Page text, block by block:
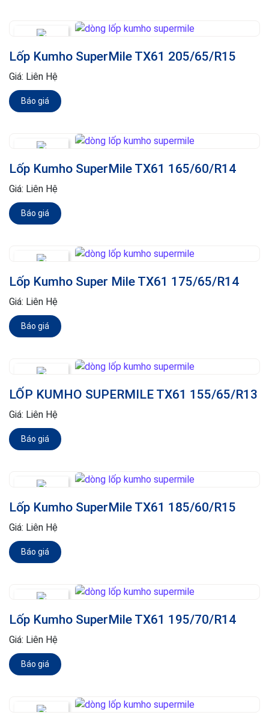
Lốp Kumho SuperMile TX61 205/65/R15
Giá: Liên Hệ
Báo giá
Lốp Kumho SuperMile TX61 165/60/R14
Giá: Liên Hệ
Báo giá
Lốp Kumho Super Mile TX61 175/65/R14
Giá: Liên Hệ
Báo giá
LỐP KUMHO SUPERMILE TX61 155/65/R13
Giá: Liên Hệ
Báo giá
Lốp Kumho SuperMile TX61 185/60/R15
Giá: Liên Hệ
Báo giá
Lốp Kumho SuperMile TX61 195/70/R14
Giá: Liên Hệ
Báo giá